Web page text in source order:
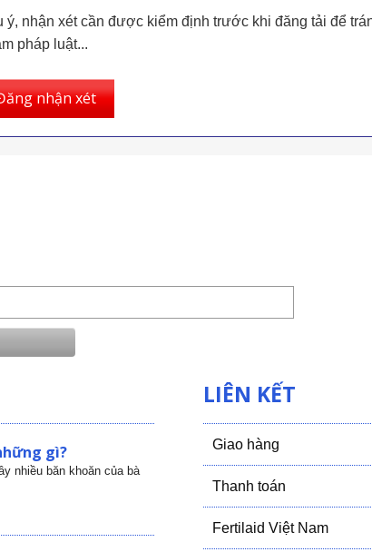
ý, nhận xét cần được kiểm định trước khi đăng tải để
pháp luật...
nhận xét
gì?
nhiều băn khoăn của bà
LIÊN KẾT
Giao hàng
Thanh toán
Fertilaid Việt Nam